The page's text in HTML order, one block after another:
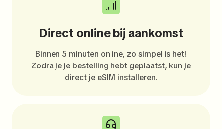
Direct online bij aankomst
Binnen 5 minuten online, zo simpel is het!
Zodra je je bestelling hebt geplaatst, kun je
direct je eSIM installeren.